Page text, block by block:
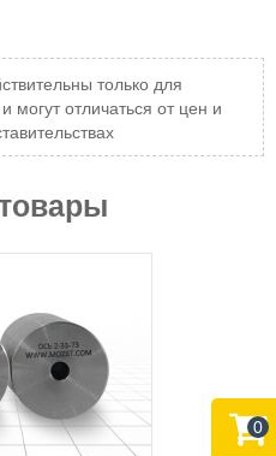
только для
могут отличаться от цен и
0